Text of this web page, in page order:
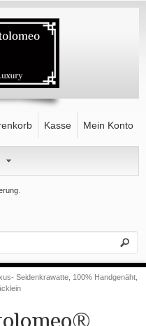
Kasse Mein Konto
Seidenkrawatte, 100% Handgenäht,